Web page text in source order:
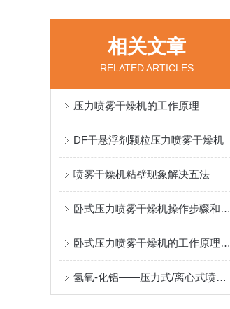
相关文章
RELATED ARTICLES
压力喷雾干燥机的工作原理
DF干悬浮剂颗粒压力喷雾干燥机
喷雾干燥机粘壁现象解决五法
卧式压力喷雾干燥机操作步骤和注意事项
卧式压力喷雾干燥机的工作原理和特点
氢氧-化铝——压力式/离心式喷雾造粒机